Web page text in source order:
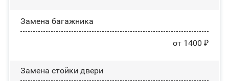
Замена багажника
от 1400 ₽
Зaмeнa cтoйĸи двepи